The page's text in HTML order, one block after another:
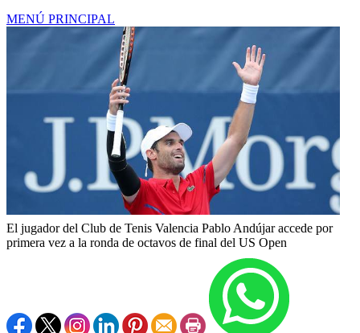
MENÚ PRINCIPAL
El jugador del Club de Tenis Valencia Pablo Andújar accede por
primera vez a la ronda de octavos de final del US Open